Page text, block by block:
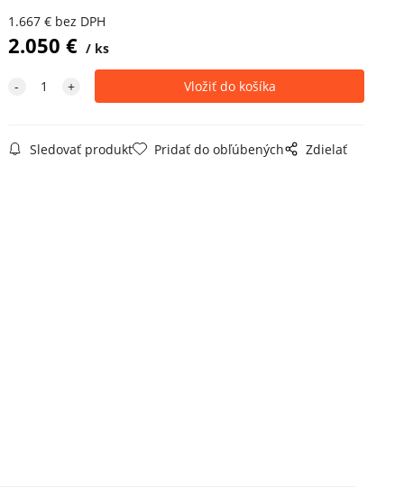
1.667€ bez DPH
2.050 € ks
Sledovať produkt Pridať do obľúbených Zdielať